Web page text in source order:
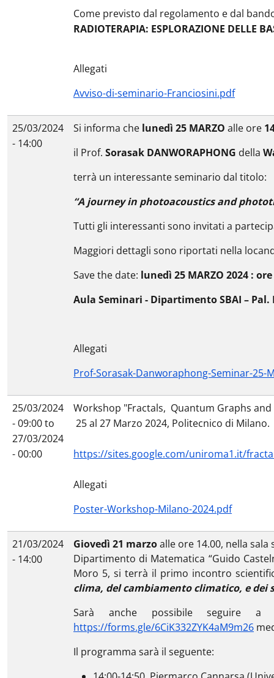
Come previsto dal regolamento e dal
RADIOTERAPIA: ESPLORAZIONE DELLE
Allegati
Avviso-di-seminario-Franciosini.pdf
25/03/2024
- 14:00
Si informa che lunedì 25 MARZO alle ore
il Prof. Sorasak DANWORAPHONG della
terrà un interessante seminario dal titolo:
“A journey in photoacoustics and
Tutti gli interessanti sono invitati a
Maggiori dettagli sono riportati nella
Save the date: lunedì 25 MARZO 2024 :
Aula Seminari - Dipartimento SBAI – Pal.
Allegati
Prof-Sorasak-Danworaphong-Seminar-25-
25/03/2024
- 09:00to
27/03/2024
- 00:00
Workshop "Fractals, Quantum Graphs
25 al 27 Marzo 2024, Politecnico di Milano.
https://sites.google.com/uniroma1.it/
Allegati
Poster-Workshop-Milano-2024.pdf
21/03/2024
- 14:00
Giovedì 21 marzoalle ore 14.00, nella sala
Dipartimento di Matematica “Guido
Moro 5, si terrà il primo incontro
clima, del cambiamento climatico, e dei
Sarà anche possibile seguire a
https://forms.gle/6CiK332ZYK4aM9m26
Il programma sarà il seguente: